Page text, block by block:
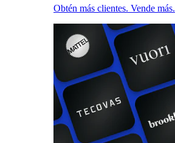
Obtén más clientes. Vende más.